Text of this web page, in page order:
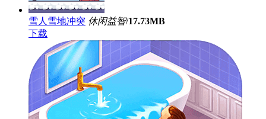
雪人雪地冲突 休闲益智/17.73MB
下载